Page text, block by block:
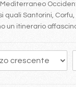
quali Santorini,
un itinerario
119 120